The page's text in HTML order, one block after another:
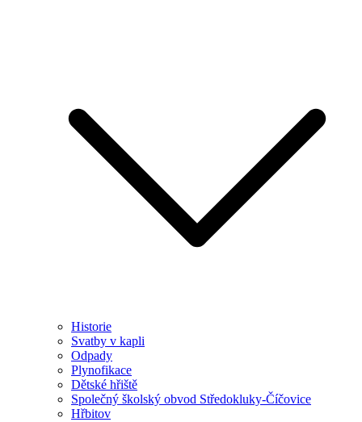
Historie
Svatby v kapli
Odpady
Plynofikace
Dětské hřiště
Společný školský obvod Středokluky-Číčovice
Hřbitov